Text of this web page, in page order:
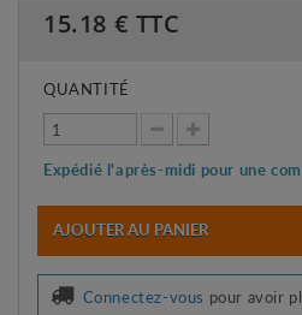
15.18 € TTC
QUANTITÉ
Expédié l'après-midi pour une
AJOUTER AU PANIER
Connectez-vous pour avoir